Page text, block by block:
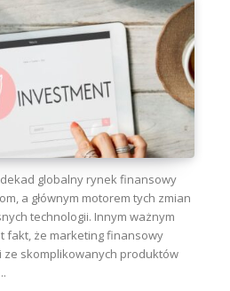
globalny rynek finansowy
a głównym motorem tych zmian
technologii. Innym ważnym
fakt, że marketing finansowy
ze skomplikowanych produktów